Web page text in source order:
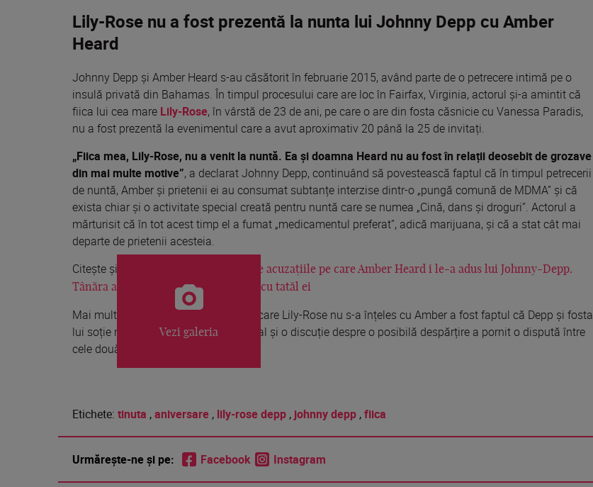
Lily-Rose nu a fost prezentă la nunta lui Johnny Depp cu Amber
Heard
Johnny Depp și Amber Heard s-au căsătorit în februarie 2015, având parte de o petrecere intimă pe o
insulă privată din Bahamas. În timpul procesului care are loc în Fairfax, Virginia, actorul și-a amintit că
fiica lui cea mare Lily-Rose, în vârstă de 23 de ani, pe care o are din fosta căsnicie cu Vanessa Paradis,
nu a fost prezentă la evenimentul care a avut aproximativ 20 până la 25 de invitați.
„Fiica mea, Lily-Rose, nu a venit la nuntă. Ea și doamna Heard nu au fost în relații deosebit de grozave
din mai multe motive”, a declarat Johnny Depp, continuând să povestească faptul că în timpul petrecerii
de nuntă, Amber și prietenii ei au consumat subtanțe interzise dintr-o „pungă comună de MDMA” și că
exista chiar și o activitate special creată pentru nuntă care se numea „Cină, dans și droguri”. Actorul a
mărturisit că în tot acest timp el a fumat „medicamentul preferat”, adică marijuana, și că a stat cât mai
departe de prietenii acesteia.
Citește și:
Ce spunea Lily-Rose despre acuzațiile pe care Amber Heard i le-a adus lui Johnny-Depp.
Tânăra are o relație foarte apropiată cu tatăl ei
Mai mult, unul dintre motivele pentru care Lily-Rose nu s-a înțeles cu Amber a fost faptul că Depp și fosta
lui soție nu au avut un acord prenupțial și o discuție despre o posibilă despărțire a pornit o dispută între
cele două femei.
Vezi galeria
Etichete: tinuta ,aniversare , lily-rose depp , johnny depp ,fiica
Urmărește-ne și pe: Facebook Instagram